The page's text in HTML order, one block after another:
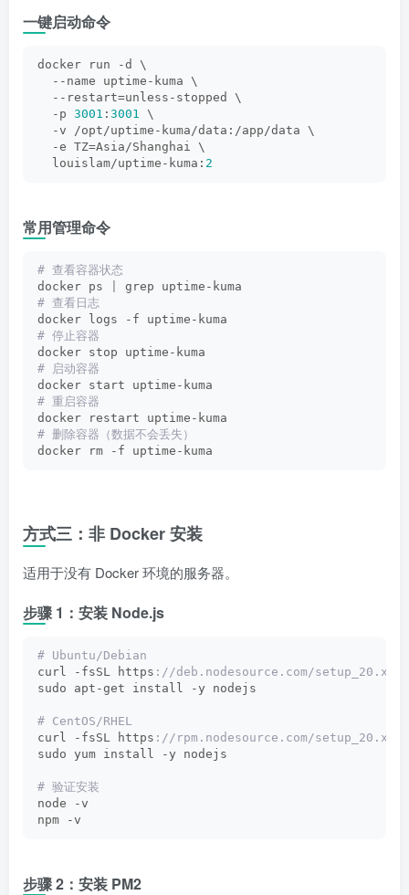
一键启动命令
docker run -d \
  --name uptime-kuma \
  --restart=unless-stopped \
  -p
3001 : 3001 \
  -v /opt/uptime-kuma/data:/app/data \
  -e TZ=Asia/Shanghai \
  louislam/uptime-kuma:
2
常用管理命令
# 查看容器状态
docker ps
grep uptime-kuma
# 查看日志
docker logs -f uptime-kuma
# 停止容器
docker stop uptime-kuma
# 启动容器
docker start uptime-kuma
# 重启容器
docker restart uptime-kuma
# 删除容器（数据不会丢失）
docker rm -f uptime-kuma
方式三：非 Docker 安装
适用于没有 Docker 环境的服务器。
步骤 1：安装 Node.js
# Ubuntu/Debian
curl -fsSL https ://deb.nodesource.com/setup_20.x
sudo apt-get install -y nodejs
# CentOS/RHEL
curl -fsSL https ://rpm.nodesource.com/setup_20.x |
sudo yum install -y nodejs
# 验证安装
node -v
npm -v
步骤 2：安装 PM2